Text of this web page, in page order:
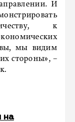
И
к
мы видим
стороны», –
на